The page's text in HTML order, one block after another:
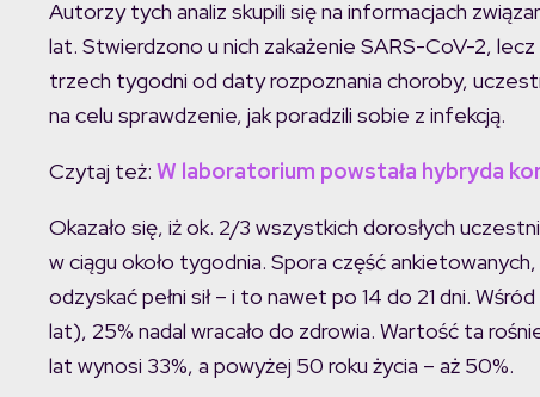
Autorzy tych analiz skupili się na informacjach
lat. Stwierdzono u nich zakażenie SARS-CoV-2,
trzech tygodni od daty rozpoznania choroby,
na celu sprawdzenie, jak poradzili sobie z infekcją.
Czytaj też: W laboratorium powstała hybryda
Okazało się, iż ok. 2/3 wszystkich dorosłych
w ciągu około tygodnia. Spora część
odzyskać pełni sił – i to nawet po 14 do 21 dni.
lat), 25% nadal wracało do zdrowia. Wartość ta
lat wynosi 33%, a powyżej 50 roku życia – aż 50%.